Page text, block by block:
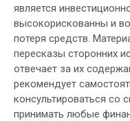
является
высокорискованны и
потеря средств.
пересказы сторонних
отвечает за их
рекомендует
консультироваться со
принимать любые